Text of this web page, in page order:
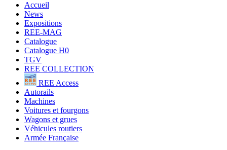
Accueil
News
Expositions
REE-MAG
Catalogue
Catalogue H0
TGV
REE COLLECTION
REE Access
Autorails
Machines
Voitures et fourgons
Wagons et grues
Véhicules routiers
Armée Française